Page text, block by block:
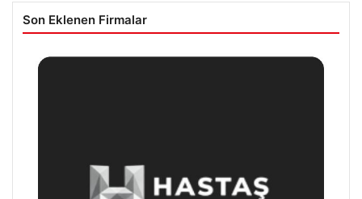
Son Eklenen Firmalar